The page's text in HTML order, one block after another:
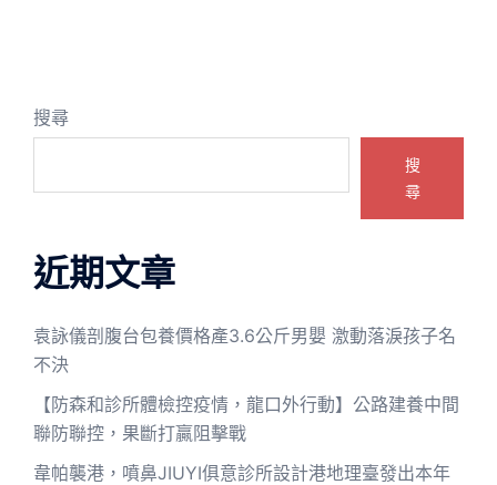
搜尋
搜
尋
近期文章
袁詠儀剖腹台包養價格產3.6公斤男嬰 激動落淚孩子名
不決
【防森和診所體檢控疫情，龍口外行動】公路建養中間
聯防聯控，果斷打贏阻擊戰
韋帕襲港，噴鼻JIUYI俱意診所設計港地理臺發出本年